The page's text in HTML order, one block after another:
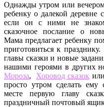
Однажды утром или вечером
ребенку о далекой деревне
если он с ними не
сказочное послание о
Мама предлагает ребенку
приготовиться к
главы сказки и новые
нашими героями в других
Мороза, Хоровод сказок или
просто утром сделать
месте первую главу
праздничный почтовый